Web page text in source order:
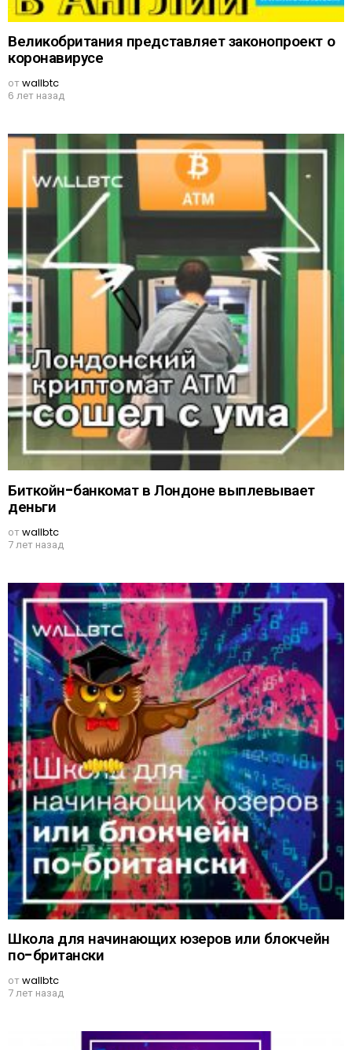
Великобритания представляет законопроект о
коронавирусе
отwallbtc
6 лет назад
Биткойн-банкомат в Лондоне выплевывает
деньги
отwallbtc
7 лет назад
Школа для начинающих юзеров или блокчейн
по-британски
отwallbtc
7 лет назад